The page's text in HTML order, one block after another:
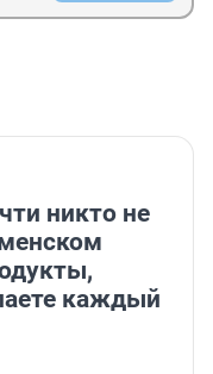
никто не
каждый